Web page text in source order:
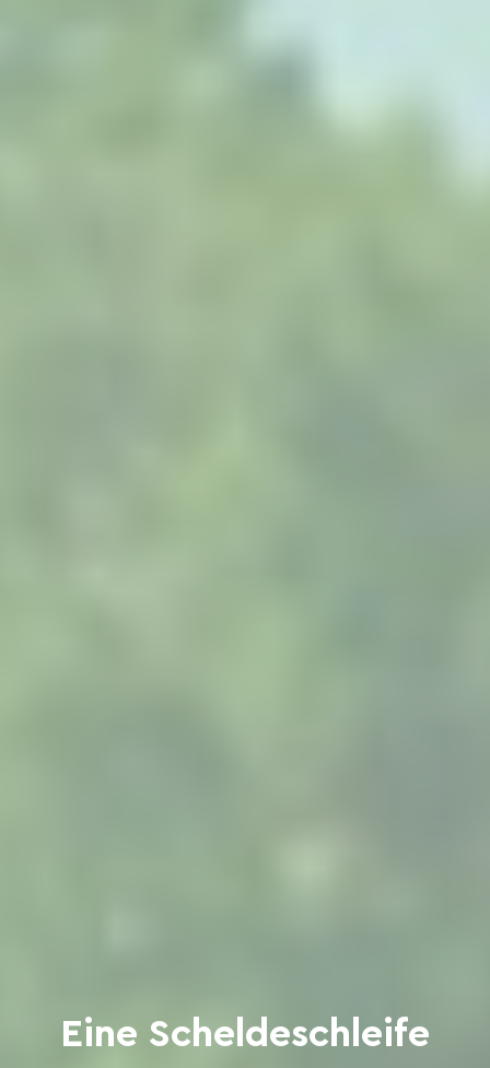
Eine Scheldeschleife